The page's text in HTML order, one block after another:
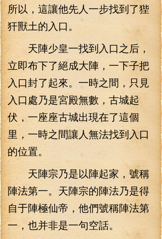
所以，這讓他先人一步找到了狴
犴獸土的入口。
天陣少皇一找到入口之后，
立即布下了絕成大陣，一下子把
入口封了起來。一時之間，只見
入口處乃是宮殿無數，古城起
伏，一座座古城出現在了這個
里，一時之間讓人無法找到入口
的位置。
天陣宗乃是以陣起家，號稱
陣法第一。天陣宗的陣法乃是得
自于陣極仙帝，他們號稱陣法第
一，也并非是一句空話。